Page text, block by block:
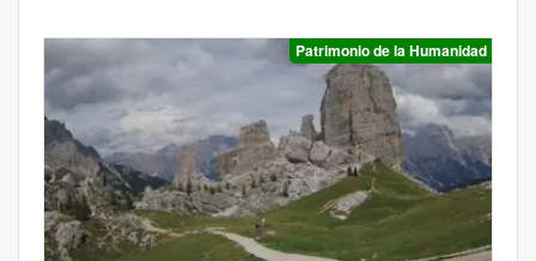
Patrimonio de la Humanidad